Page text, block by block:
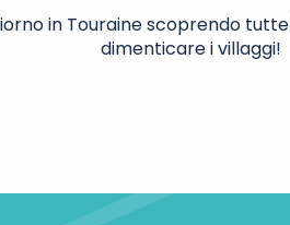
in Touraine scoprendo
dimenticare i villaggi!